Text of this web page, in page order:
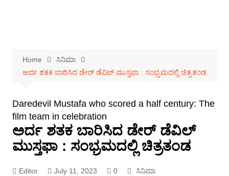
Home
ಸಿನಿಮಾ
ಅರ್ದ ಶತಕ ಬಾರಿಸಿದ ಡೇರ್ ಡೆವಿಲ್ ಮುಸ್ತಫಾ : ಸಂಭ್ರಮದಲ್ಲಿ ಚಿತ್ರತಂಡ
Daredevil Mustafa who scored a half century: The
film team in celebration
ಅರ್ದ ಶತಕ ಬಾರಿಸಿದ ಡೇರ್ ಡೆವಿಲ್
ಮುಸ್ತಫಾ : ಸಂಭ್ರಮದಲ್ಲಿ ಚಿತ್ರತಂಡ
Editor July 11, 2023 0 ಸಿನಿಮಾ